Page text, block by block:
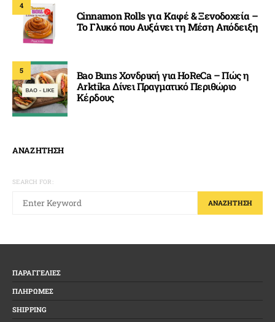
4
Cinnamon Rolls για Καφέ & Ξενοδοχεία –
Το Γλυκό που Αυξάνει τη Μέση Απόδειξη
5
Bao Buns Χονδρική για HoReCa – Πώς η
Arktika Δίνει Πραγματικό Περιθώριο
Κέρδους
ΑΝΑΖΗΤΗΣΗ
SEARCH FOR:
ΑΝΑΖΉΤΗΣΗ
ΠΑΡΑΓΓΕΛΙΕΣ
ΠΛΗΡΩΜΕΣ
SHIPPING